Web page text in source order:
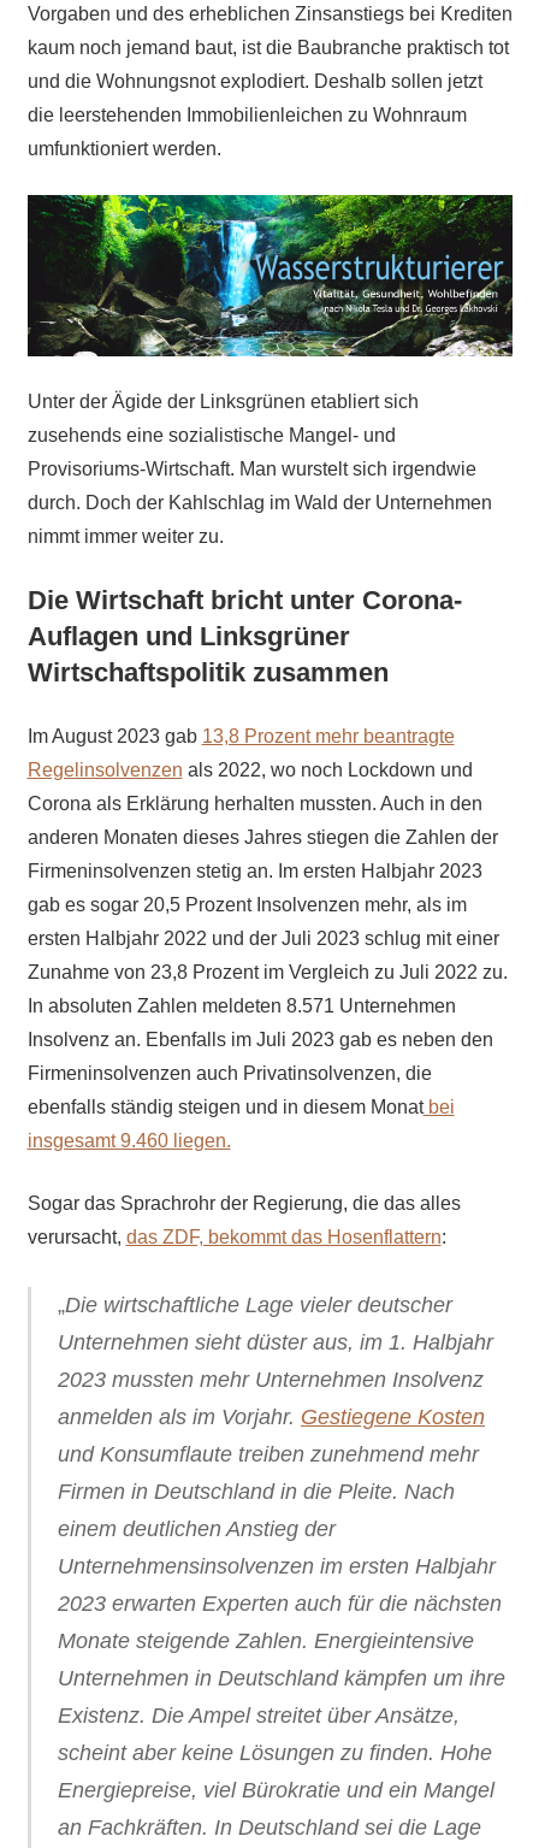
Vorgaben und des erheblichen Zinsanstiegs bei Krediten
kaum noch jemand baut, ist die Baubranche praktisch tot
und die Wohnungsnot explodiert. Deshalb sollen jetzt
die leerstehenden Immobilienleichen zu Wohnraum
umfunktioniert werden.
Unter der Ägide der Linksgrünen etabliert sich
zusehends eine sozialistische Mangel- und
Provisoriums-Wirtschaft. Man wurstelt sich irgendwie
durch. Doch der Kahlschlag im Wald der Unternehmen
nimmt immer weiter zu.
Die Wirtschaft bricht unter Corona-
Auflagen und Linksgrüner
Wirtschaftspolitik zusammen
Im August 2023 gab 13,8 Prozent mehr beantragte
Regelinsolvenzen als 2022, wo noch Lockdown und
Corona als Erklärung herhalten mussten. Auch in den
anderen Monaten dieses Jahres stiegen die Zahlen der
Firmeninsolvenzen stetig an. Im ersten Halbjahr 2023
gab es sogar 20,5 Prozent Insolvenzen mehr, als im
ersten Halbjahr 2022 und der Juli 2023 schlug mit einer
Zunahme von 23,8 Prozent im Vergleich zu Juli 2022 zu.
In absoluten Zahlen meldeten 8.571 Unternehmen
Insolvenz an. Ebenfalls im Juli 2023 gab es neben den
Firmeninsolvenzen auch Privatinsolvenzen, die
ebenfalls ständig steigen und in diesem Monatbei
insgesamt 9.460 liegen.
Sogar das Sprachrohr der Regierung, die das alles
verursacht, das ZDF, bekommt das Hosenflattern:
„Die wirtschaftliche Lage vieler deutscher
Unternehmen sieht düster aus, im 1. Halbjahr
2023 mussten mehr Unternehmen Insolvenz
anmelden als im Vorjahr. Gestiegene Kosten
und Konsumflaute treiben zunehmend mehr
Firmen in Deutschland in die Pleite. Nach
einem deutlichen Anstieg der
Unternehmensinsolvenzen im ersten Halbjahr
2023 erwarten Experten auch für die nächsten
Monate steigende Zahlen. Energieintensive
Unternehmen in Deutschland kämpfen um ihre
Existenz. Die Ampel streitet über Ansätze,
scheint aber keine Lösungen zu finden. Hohe
Energiepreise, viel Bürokratie und ein Mangel
an Fachkräften. In Deutschland sei die Lage